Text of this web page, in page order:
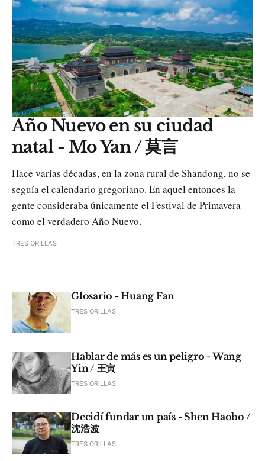
Año Nuevo en su ciudad
natal - Mo Yan / 莫言
Hace varias décadas, en la zona rural de Shandong, no se
seguía el calendario gregoriano. En aquel entonces la
gente consideraba únicamente el Festival de Primavera
como el verdadero Año Nuevo.
TRES ORILLAS
Glosario - Huang Fan
TRES ORILLAS
Hablar de más es un peligro - Wang
Yin / 王寅
TRES ORILLAS
Decidí fundar un país - Shen Haobo /
沈浩波
TRES ORILLAS